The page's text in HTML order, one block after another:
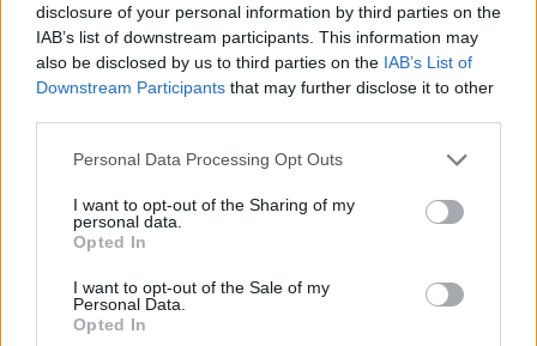
disclosure of your personal information by third parties on the
IAB’s list of downstream participants. This information may
also be disclosed by us to third parties on the IAB’s List of
Downstream Participants that may further disclose it to other
Please note that this website/app uses one or more Google
not limited to your visit or usage behaviour. You may click to
grant or deny consent to Google and its third-party tags to
use your data for below specified purposes in below Google
consent section.
Personal Data Processing Opt Outs
I want to opt-out of the Sharing of my
personal data.
Opted In
I want to opt-out of the Sale of my
Personal Data.
Opted In
Manchester United